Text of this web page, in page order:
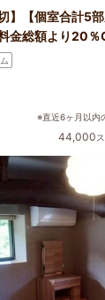
】【個室合計5
金総額より20％
※直近6ヶ月以内
44,000